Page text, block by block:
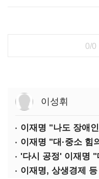
0/0
이성휘
이재명, 상생경제